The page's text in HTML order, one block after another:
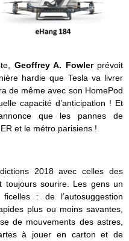
Geoffrey A. Fowler prévoit
hardie que Tesla va livrer
de même avec son HomePod
capacité d’anticipation ! Et
que les pannes de
et le métro parisiens !
2018 avec celles des
sourire. Les gens un
: de l’autosuggestion
plus ou moins savantes,
de mouvements des astres,
à jouer en carton et de